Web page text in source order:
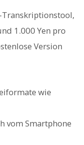
1.000 Yen pro
Version
wie
vom Smartphone